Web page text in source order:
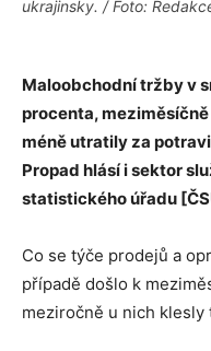
ukrajinsky. / Foto:
Maloobchodní tržby v
procenta,
méně utratily za
Propad hlásí i sektor
statistického úřadu
Co se týče prodejů a
případě došlo k
meziročně u nich klesly